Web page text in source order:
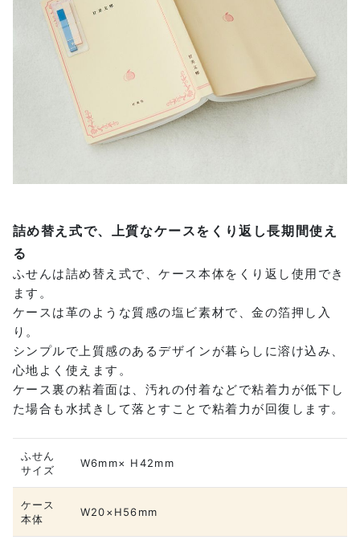
詰め替え式で、上質なケースをくり返し長期間使え
る
ふせんは詰め替え式で、ケース本体をくり返し使用でき
ます。
ケースは革のような質感の塩ビ素材で、金の箔押し入
り。
シンプルで上質感のあるデザインが暮らしに溶け込み、
心地よく使えます。
ケース裏の粘着面は、汚れの付着などで粘着力が低下し
た場合も水拭きして落とすことで粘着力が回復します。
ふせん
サイズ
W6mm× H42mm
ケース
本体
W20×H56mm